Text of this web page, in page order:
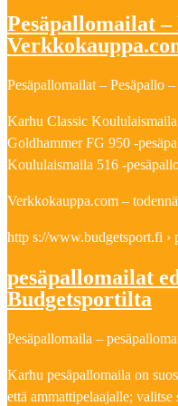
Pesäpallomailat
Pesäpallomailat – Pesäpallo
Karhu Classic
Goldhammer FG 950 -
Koululaismaila 516 -
Verkkokauppa.com –
http s://www.budgetsport.fi ›
pesäpallomailat
Budgetsportilta
Pesäpallomaila –
Karhu pesäpallomaila on
että ammattipelaajalle;